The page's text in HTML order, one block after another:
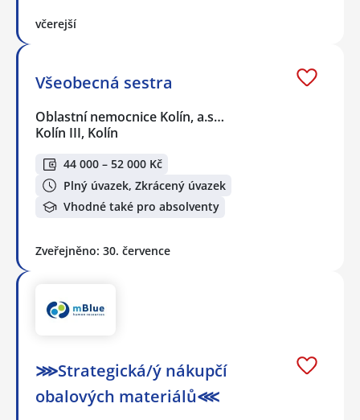
včerejší
Všeobecná sestra
Oblastní nemocnice Kolín, a.s…
Kolín III, Kolín
44 000 – 52 000 Kč
Plný úvazek, Zkrácený úvazek
Vhodné také pro absolventy
Zveřejněno: 30. července
⋙Strategická/ý nákupčí
obalových materiálů⋘